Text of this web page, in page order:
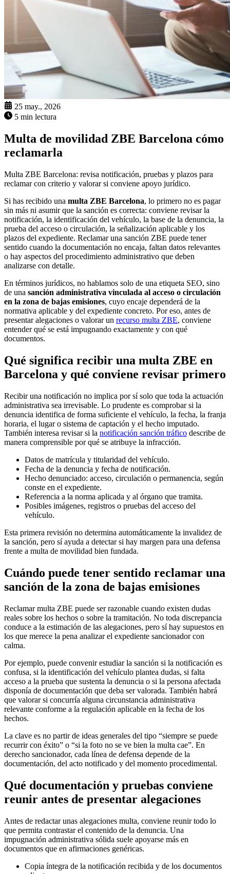
25 may., 2026
5 min lectura
Multa de movilidad ZBE Barcelona cómo
reclamarla
Multa ZBE Barcelona: revisa notificación, pruebas y plazos para
reclamar con criterio y valorar si conviene apoyo jurídico.
Si has recibido una multa ZBE Barcelona, lo primero no es pagar
sin más ni asumir que la sanción es correcta: conviene revisar la
notificación, la identificación del vehículo, la base de la denuncia, la
prueba del acceso o circulación, la señalización aplicable y los
plazos del expediente. Reclamar una sanción ZBE puede tener
sentido cuando la documentación no encaja, faltan datos relevantes
o hay aspectos del procedimiento administrativo que deben
analizarse con detalle.
En términos jurídicos, no hablamos solo de una etiqueta SEO, sino
de una sanción administrativa vinculada al acceso o circulación
en la zona de bajas emisiones, cuyo encaje dependerá de la
normativa aplicable y del expediente concreto. Por eso, antes de
presentar alegaciones o valorar un recurso multa ZBE, conviene
entender qué se está impugnando exactamente y con qué
documentos.
Qué significa recibir una multa ZBE en
Barcelona y qué conviene revisar primero
Recibir una notificación no implica por sí solo que toda la actuación
administrativa sea irrevisable. Lo prudente es comprobar si la
denuncia identifica de forma suficiente el vehículo, la fecha, la franja
horaria, el lugar o sistema de captación y el hecho imputado.
También interesa revisar si la notificación sanción tráfico describe de
manera comprensible por qué se atribuye la infracción.
Datos de matrícula y titularidad del vehículo.
Fecha de la denuncia y fecha de notificación.
Hecho denunciado: acceso, circulación o permanencia, según
conste en el expediente.
Referencia a la norma aplicada y al órgano que tramita.
Posibles imágenes, registros o pruebas del acceso del
vehículo.
Esta primera revisión no determina automáticamente la invalidez de
la sanción, pero sí ayuda a detectar si hay margen para una defensa
frente a multa de movilidad bien fundada.
Cuándo puede tener sentido reclamar una
sanción de la zona de bajas emisiones
Reclamar multa ZBE puede ser razonable cuando existen dudas
reales sobre los hechos o sobre la tramitación. No toda discrepancia
conduce a la estimación de las alegaciones, pero sí hay supuestos en
los que merece la pena analizar el expediente sancionador con
calma.
Por ejemplo, puede convenir estudiar la sanción si la notificación es
confusa, si la identificación del vehículo plantea dudas, si falta
acceso a la prueba que sustenta la denuncia o si la persona afectada
disponía de documentación que deba ser valorada. También habrá
que valorar si concurría alguna circunstancia administrativa
relevante conforme a la regulación aplicable en la fecha de los
hechos.
La clave es no partir de ideas generales del tipo “siempre se puede
recurrir con éxito” o “si la foto no se ve bien la multa cae”. En
derecho sancionador, cada línea de defensa depende de la
documentación, del acto notificado y del momento procedimental.
Qué documentación y pruebas conviene
reunir antes de presentar alegaciones
Antes de redactar unas alegaciones multa, conviene reunir todo lo
que permita contrastar el contenido de la denuncia. Una
impugnación administrativa sólida suele apoyarse más en
documentos que en afirmaciones genéricas.
Copia íntegra de la notificación recibida y de los documentos